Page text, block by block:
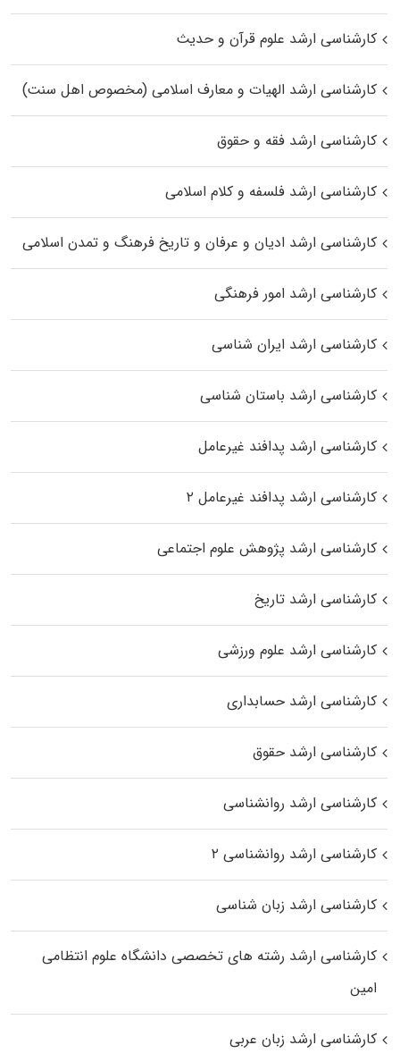
کارشناسی ارشد علوم قرآن و حدیث
کارشناسی ارشد الهیات و معارف اسلامی (مخصوص اهل سنت)
کارشناسی ارشد فقه و حقوق
کارشناسی ارشد فلسفه و کلام اسلامی
کارشناسی ارشد ادیان و عرفان و تاریخ فرهنگ و تمدن اسلامی
کارشناسی ارشد امور فرهنگی
کارشناسی ارشد ایران شناسی
کارشناسی ارشد باستان شناسی
کارشناسی ارشد پدافند غیرعامل
کارشناسی ارشد پدافند غیرعامل ۲
کارشناسی ارشد پژوهش علوم اجتماعی
کارشناسی ارشد تاریخ
کارشناسی ارشد علوم ورزشی
کارشناسی ارشد حسابداری
کارشناسی ارشد حقوق
کارشناسی ارشد روانشناسی
کارشناسی ارشد روانشناسی ۲
کارشناسی ارشد زبان شناسی
کارشناسی ارشد رﺷﺘﻪ ﻫﺎی تخصصی داﻧﺸﮕﺎه ﻋﻠﻮم انتظامی
اﻣﻴﻦ
کارشناسی ارشد زبان عربی